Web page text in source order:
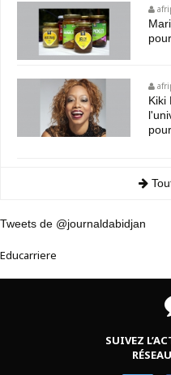
Kiki
Tweets de @journaldabidjan
Educarriere
SUIVEZ